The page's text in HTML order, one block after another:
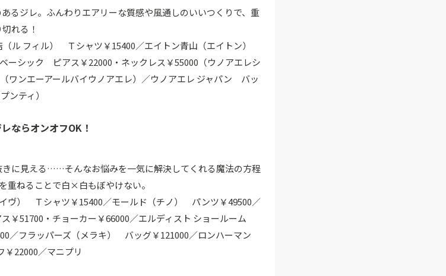
るジレ。ふんわりエアリーな質感や風通しのいいつくりで、重
切れる！
（ル フィル） Ｔシャツ￥15400／エイトン青山（エイトン）
ーシック ピアス￥22000・ネックレス￥55000（ウノアエレシ
ワンエーアールバイウノアエレ）／ウノアエレ ジャパン バッ
ンティ）
ならオンオフOK！
きに見える……そんなお悩みを一気に解決してくれる魔法の方程
ねることで白×白もぼやけない。
ヴ） Ｔシャツ￥15400／モールド（チノ） パンツ￥49500／
￥51700・チョーカー￥66000／エルディスト ショールーム
／フラッパーズ（メラキ） バッグ￥121000／ロンハーマン
￥22000／マニプリ